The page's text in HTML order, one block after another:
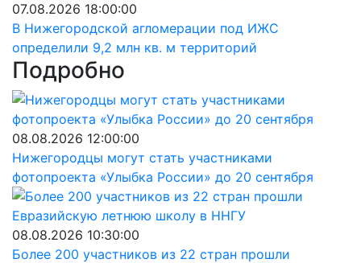
07.08.2026 18:00:00
В Нижегородской агломерации под ИЖС
определили 9,2 млн кв. м территорий
Подробно
08.08.2026 12:00:00
Нижегородцы могут стать участниками
фотопроекта «Улыбка России» до 20 сентября
08.08.2026 10:30:00
Более 200 участников из 22 стран прошли